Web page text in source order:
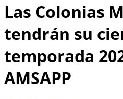
Las Colonias
tendrán su
temporada
AMSAPP